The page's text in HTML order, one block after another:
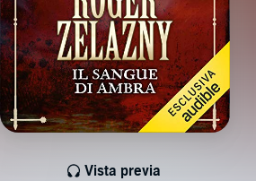
Vista previa